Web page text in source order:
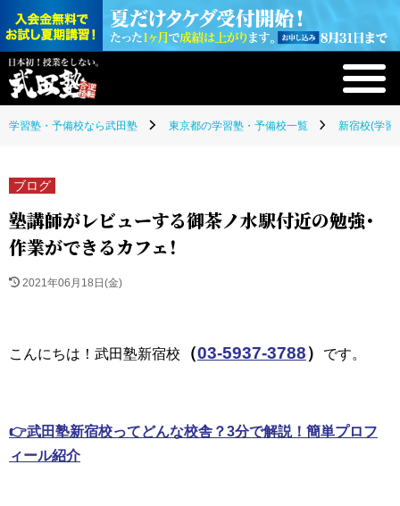
学習塾・予備校なら武田塾 東京都の学習塾・予備校一覧 新宿校(学習
ブログ
塾講師がレビューする御茶ノ水駅付近の勉強・
作業ができるカフェ！
2021年06月18日(金)
こんにちは！武田塾新宿校 （03-5937-3788） です。
👉武田塾新宿校ってどんな校舎？3分で解説！簡単プロフ
ィール紹介